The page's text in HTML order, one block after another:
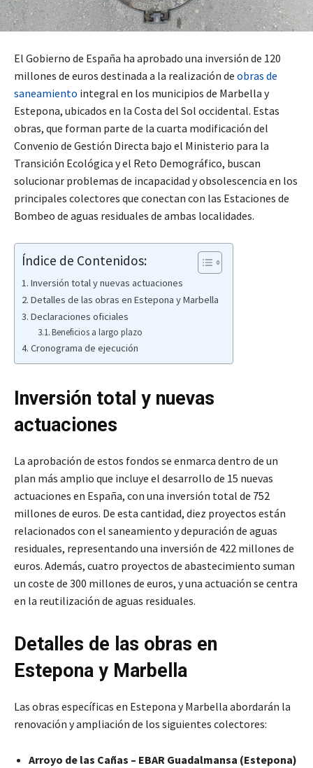
El Gobierno de España ha aprobado una inversión de 120
millones de euros destinada a la realización de obras de
saneamiento integral en los municipios de Marbella y
Estepona, ubicados en la Costa del Sol occidental. Estas
obras, que forman parte de la cuarta modificación del
Convenio de Gestión Directa bajo el Ministerio para la
Transición Ecológica y el Reto Demográfico, buscan
solucionar problemas de incapacidad y obsolescencia en los
principales colectores que conectan con las Estaciones de
Bombeo de aguas residuales de ambas localidades.
Índice de Contenidos:
Inversión total y nuevas actuaciones
Detalles de las obras en Estepona y Marbella
Declaraciones oficiales
Beneficios a largo plazo
Cronograma de ejecución
Inversión total y nuevas
actuaciones
La aprobación de estos fondos se enmarca dentro de un
plan más amplio que incluye el desarrollo de 15 nuevas
actuaciones en España, con una inversión total de 752
millones de euros. De esta cantidad, diez proyectos están
relacionados con el saneamiento y depuración de aguas
residuales, representando una inversión de 422 millones de
euros. Además, cuatro proyectos de abastecimiento suman
un coste de 300 millones de euros, y una actuación se centra
en la reutilización de aguas residuales.
Detalles de las obras en
Estepona y Marbella
Las obras específicas en Estepona y Marbella abordarán la
renovación y ampliación de los siguientes colectores:
Arroyo de las Cañas – EBAR Guadalmansa (Estepona)